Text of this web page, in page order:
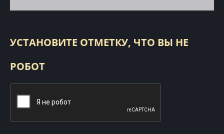
УСТАНОВИТЕ ОТМЕТКУ, ЧТО ВЫ НЕ
РОБОТ